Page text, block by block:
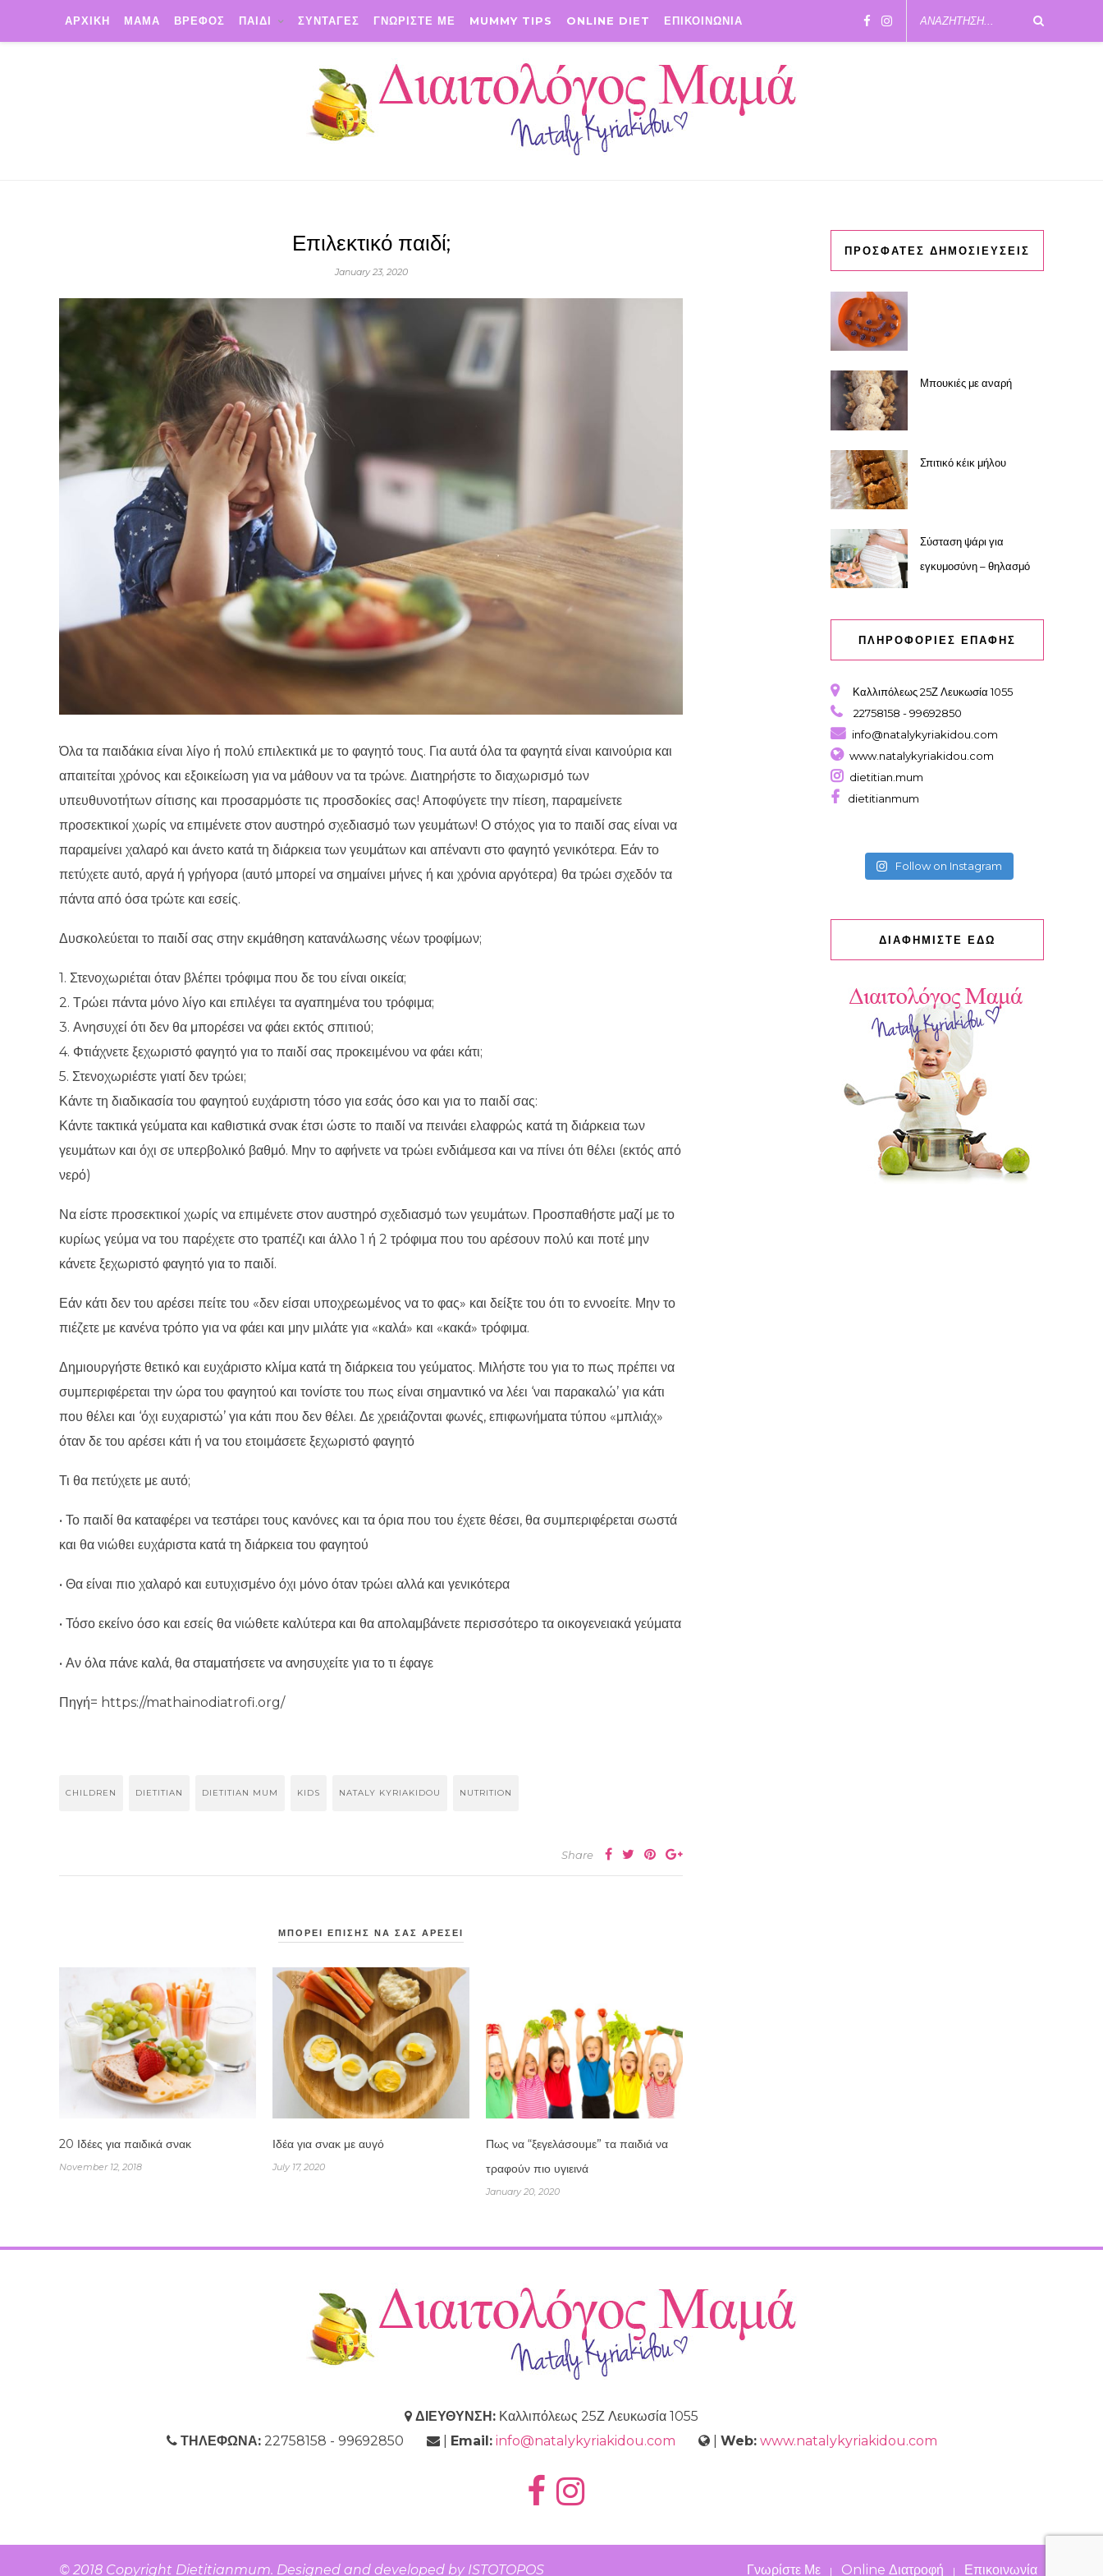
ΑΡΧΙΚΗ ΜΑΜΑ ΒΡΕΦΟΣ ΠΑΙΔΙ ΣΥΝΤΑΓΕΣ ΓΝΩΡΙΣΤΕ ΜΕ MUMMY TIPS ONLINE DIET ΕΠΙΚΟΙΝΩΝΙΑ
Επιλεκτικό παιδί;
January 23, 2020
Όλα τα παιδάκια είναι λίγο ή πολύ επιλεκτικά με το φαγητό τους. Για αυτά όλα τα φαγητά είναι καινούρια και
απαιτείται χρόνος και εξοικείωση για να μάθουν να τα τρώνε. Διατηρήστε το διαχωρισμό των
υπευθυνοτήτων σίτισης και προσαρμόστε τις προσδοκίες σας! Αποφύγετε την πίεση, παραμείνετε
προσεκτικοί χωρίς να επιμένετε στον αυστηρό σχεδιασμό των γευμάτων! Ο στόχος για το παιδί σας είναι να
παραμείνει χαλαρό και άνετο κατά τη διάρκεια των γευμάτων και απέναντι στο φαγητό γενικότερα. Εάν το
πετύχετε αυτό, αργά ή γρήγορα (αυτό μπορεί να σημαίνει μήνες ή και χρόνια αργότερα) θα τρώει σχεδόν τα
πάντα από όσα τρώτε και εσείς.
Δυσκολεύεται το παιδί σας στην εκμάθηση κατανάλωσης νέων τροφίμων;
1. Στενοχωριέται όταν βλέπει τρόφιμα που δε του είναι οικεία;
2. Τρώει πάντα μόνο λίγο και επιλέγει τα αγαπημένα του τρόφιμα;
3. Ανησυχεί ότι δεν θα μπορέσει να φάει εκτός σπιτιού;
4. Φτιάχνετε ξεχωριστό φαγητό για το παιδί σας προκειμένου να φάει κάτι;
5. Στενοχωριέστε γιατί δεν τρώει;
Κάντε τη διαδικασία του φαγητού ευχάριστη τόσο για εσάς όσο και για το παιδί σας:
Κάντε τακτικά γεύματα και καθιστικά σνακ έτσι ώστε το παιδί να πεινάει ελαφρώς κατά τη διάρκεια των
γευμάτων και όχι σε υπερβολικό βαθμό. Μην το αφήνετε να τρώει ενδιάμεσα και να πίνει ότι θέλει (εκτός από
νερό)
Να είστε προσεκτικοί χωρίς να επιμένετε στον αυστηρό σχεδιασμό των γευμάτων. Προσπαθήστε μαζί με το
κυρίως γεύμα να του παρέχετε στο τραπέζι και άλλο 1 ή 2 τρόφιμα που του αρέσουν πολύ και ποτέ μην
κάνετε ξεχωριστό φαγητό για το παιδί.
Εάν κάτι δεν του αρέσει πείτε του «δεν είσαι υποχρεωμένος να το φας» και δείξτε του ότι το εννοείτε. Μην το
πιέζετε με κανένα τρόπο για να φάει και μην μιλάτε για «καλά» και «κακά» τρόφιμα.
Δημιουργήστε θετικό και ευχάριστο κλίμα κατά τη διάρκεια του γεύματος. Μιλήστε του για το πως πρέπει να
συμπεριφέρεται την ώρα του φαγητού και τονίστε του πως είναι σημαντικό να λέει ‘ναι παρακαλώ’ για κάτι
που θέλει και ‘όχι ευχαριστώ’ για κάτι που δεν θέλει. Δε χρειάζονται φωνές, επιφωνήματα τύπου «μπλιάχ»
όταν δε του αρέσει κάτι ή να του ετοιμάσετε ξεχωριστό φαγητό
Τι θα πετύχετε με αυτό;
• Το παιδί θα καταφέρει να τεστάρει τους κανόνες και τα όρια που του έχετε θέσει, θα συμπεριφέρεται σωστά
και θα νιώθει ευχάριστα κατά τη διάρκεια του φαγητού
• Θα είναι πιο χαλαρό και ευτυχισμένο όχι μόνο όταν τρώει αλλά και γενικότερα
• Τόσο εκείνο όσο και εσείς θα νιώθετε καλύτερα και θα απολαμβάνετε περισσότερο τα οικογενειακά γεύματα
• Αν όλα πάνε καλά, θα σταματήσετε να ανησυχείτε για το τι έφαγε
Πηγή= https://mathainodiatrofi.org/
CHILDREN DIETITIAN DIETITIAN MUM KIDS NATALY KYRIAKIDOU NUTRITION
Share
ΜΠΟΡΕΙ ΕΠΙΣΗΣ ΝΑ ΣΑΣ ΑΡΕΣΕΙ
20 Ιδέες για παιδικά σνακ
November 12, 2018
Ιδέα για σνακ με αυγό
July 17, 2020
Πως να “ξεγελάσουμε” τα παιδιά να
τραφούν πιο υγιεινά
January 20, 2020
ΠΡΟΣΦΑΤΕΣ ΔΗΜΟΣΙΕΥΣΕΙΣ
Μπουκιές με αναρή
Σπιτικό κέικ μήλου
Σύσταση ψάρι για
εγκυμοσύνη – θηλασμό
ΠΛΗΡΟΦΟΡΙΕΣ ΕΠΑΦΗΣ
Καλλιπόλεως 25Ζ Λευκωσία 1055
22758158 - 99692850
info@natalykyriakidou.com
www.natalykyriakidou.com
dietitian.mum
dietitianmum
Follow on Instagram
ΔΙΑΦΗΜΙΣΤΕ ΕΔΩ
ΔΙΕΥΘΥΝΣΗ: Καλλιπόλεως 25Ζ Λευκωσία 1055
ΤΗΛΕΦΩΝΑ:22758158 - 99692850 | Email: info@natalykyriakidou.com | Web: www.natalykyriakidou.com
© 2018 Copyright Dietitianmum. Designed and developed by ISTOTOPOS Γνωρίστε Με | Online Διατροφή | Επικοινωνία